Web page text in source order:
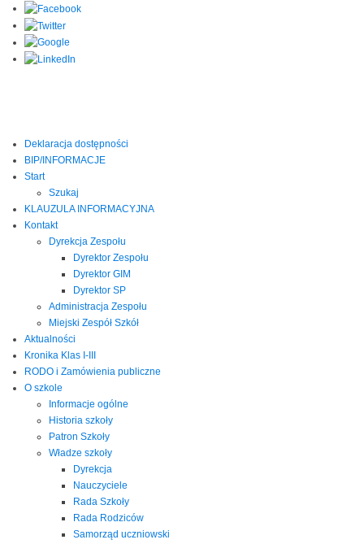
Deklaracja dostępności
BIP/INFORMACJE
Start
Szukaj
KLAUZULA INFORMACYJNA
Kontakt
Dyrekcja Zespołu
Dyrektor Zespołu
Dyrektor GIM
Dyrektor SP
Administracja Zespołu
Miejski Zespół Szkół
Aktualności
Kronika Klas I-III
RODO i Zamówienia publiczne
O szkole
Informacje ogólne
Historia szkoły
Patron Szkoły
Władze szkoły
Dyrekcja
Nauczyciele
Rada Szkoły
Rada Rodziców
Samorząd uczniowski